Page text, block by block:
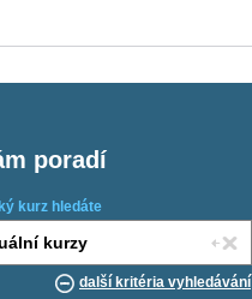
poradí
kurz hledáte
další kritéria vyhledávání